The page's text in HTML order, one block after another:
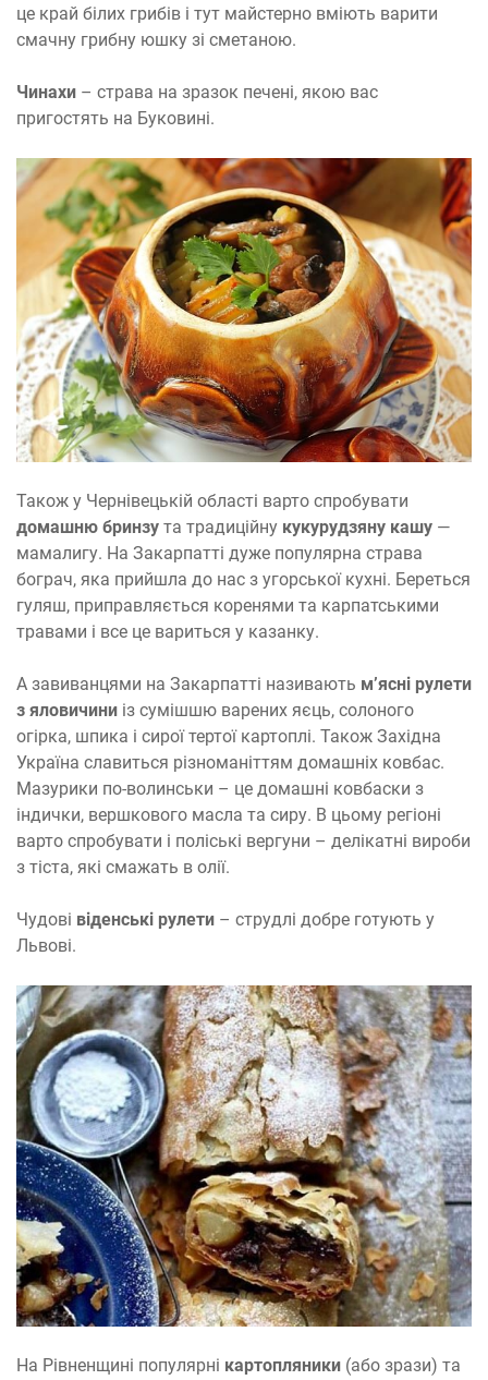
це край білих грибів і тут майстерно вміють варити
смачну грибну юшку зі сметаною.
Чинахи – страва на зразок печені, якою вас
пригостять на Буковині.
Також у Чернівецькій області варто спробувати
домашню бринзу та традиційну кукурудзяну кашу —
мамалигу. На Закарпатті дуже популярна страва
бограч, яка прийшла до нас з угорської кухні. Береться
гуляш, приправляється коренями та карпатськими
травами і все це вариться у казанку.
А завиванцями на Закарпатті називають м’ясні рулети
з яловичини із сумішшю варених яєць, солоного
огірка, шпика і сирої тертої картоплі. Також Західна
Україна славиться різноманіттям домашніх ковбас.
Мазурики по-волинськи – це домашні ковбаски з
індички, вершкового масла та сиру. В цьому регіоні
варто спробувати і поліські вергуни – делікатні вироби
з тіста, які смажать в олії.
Чудові віденські рулети – струдлі добре готують у
Львові.
На Рівненщині популярні картопляники (або зрази) та